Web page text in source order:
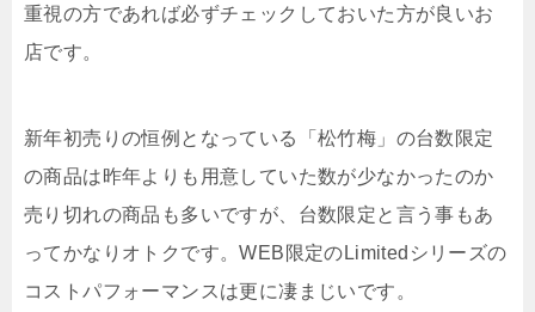
重視の方であれば必ずチェックしておいた方が良いお
店です。
新年初売りの恒例となっている「松竹梅」の台数限定
の商品は昨年よりも用意していた数が少なかったのか
売り切れの商品も多いですが、台数限定と言う事もあ
ってかなりオトクです。WEB限定のLimitedシリーズの
コストパフォーマンスは更に凄まじいです。